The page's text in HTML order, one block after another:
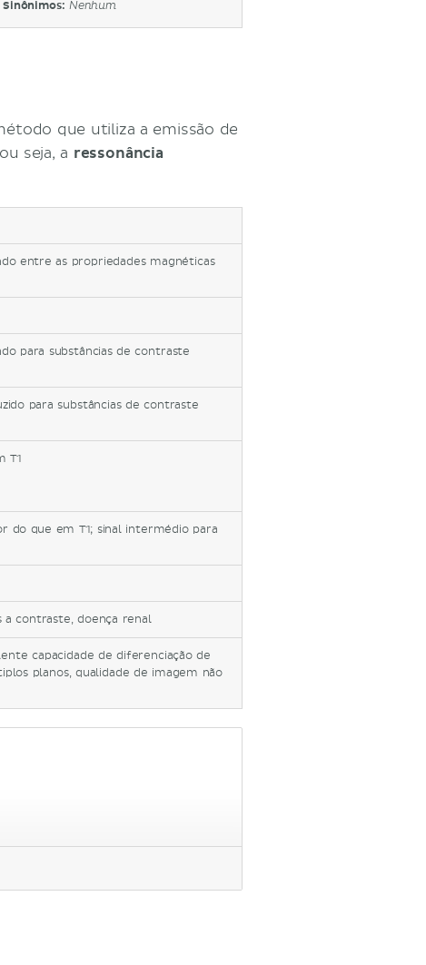
Sinônimos: Nenhum
que utiliza a emissão de
seja, a ressonância
entre as propriedades magnéticas
para substâncias de contraste
para substâncias de contraste
T1
do que em T1; sinal intermédio para
a contraste, doença renal
capacidade de diferenciação de
planos, qualidade de imagem não